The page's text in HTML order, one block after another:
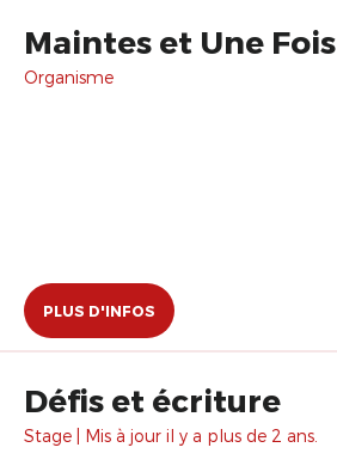
Maintes et Une Fois
Organisme
PLUS D'INFOS
Défis et écriture
Stage | Mis à jour il y a plus de 2 ans.